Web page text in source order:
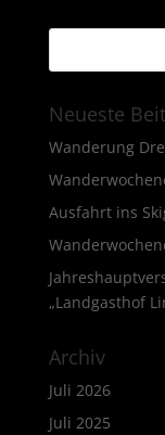
Neueste
Wanderung
Ausfahrt ins
„Landgasthof
Archiv
Juli 2026
Juli 2025